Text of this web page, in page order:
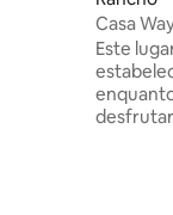
Casa
maia
Este
pela
luxuosa